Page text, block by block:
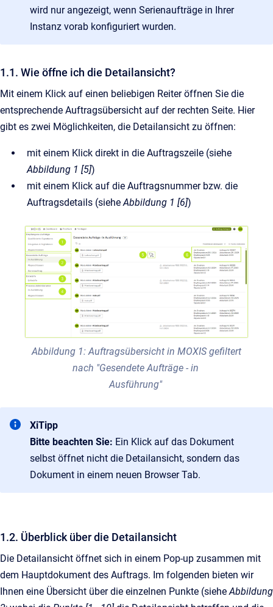
wird nur angezeigt, wenn Serienaufträge in Ihrer
Instanz vorab konfiguriert wurden.
1.1. Wie öffne ich die Detailansicht?
Mit einem Klick auf einen beliebigen Reiter öffnen Sie die
entsprechende Auftragsübersicht auf der rechten Seite. Hier
gibt es zwei Möglichkeiten, die Detailansicht zu öffnen:
mit einem Klick direkt in die Auftragszeile (siehe
Abbildung 1 [5])
mit einem Klick auf die Auftragsnummer bzw. die
Auftragsdetails (sieheAbbildung 1 [6])
Abbildung 1: Auftragsübersicht in MOXIS gefiltert
nach "Gesendete Aufträge - in
Ausführung"
XiTipp
Bitte beachten Sie: Ein Klick auf das Dokument
selbst öffnet nicht die Detailansicht, sondern das
Dokument in einem neuen Browser Tab.
1.2. Überblick über die Detailansicht
Die Detailansicht öffnet sich in einem Pop-up zusammen mit
dem Hauptdokument des Auftrags. Im folgenden bieten wir
Ihnen eine Übersicht über die einzelnen Punkte (siehe Abbildung